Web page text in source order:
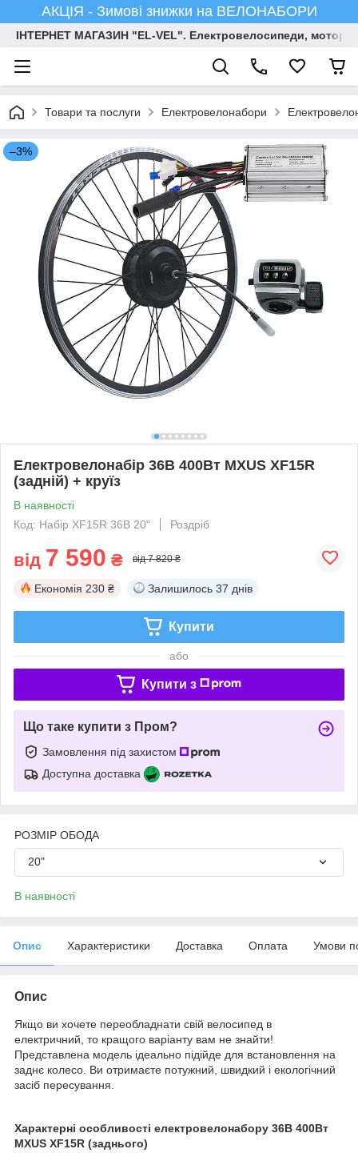
АКЦІЯ - Зимові знижки на ВЕЛОНАБОРИ
ІНТЕРНЕТ МАГАЗИН "EL-VEL". Електровелосипеди, мотор-
Товари та послуги Електровелонабори
–3%
Електровелонабір 36В 400Вт MXUS XF15R
(задній) + круїз
В наявності
Код: Набір XF15R 36В 20"
Роздріб
від 7 590 ₴ від 7 820 ₴
Економія 230 ₴ Залишилось 37 днів
Купити
або
Купити з
Що таке купити з Пром?
Замовлення під захистом
Доступна доставка
РОЗМІР ОБОДА
20"
В наявності
Опис Характеристики Доставка Оплата Умови
Опис
Якщо ви хочете переобладнати свій велосипед в
електричний, то кращого варіанту вам не знайти!
Представлена модель ідеально підійде для встановлення на
заднє колесо. Ви отримаєте потужний, швидкий і екологічний
засіб пересування.
Характерні особливості електровелонабору 36В 400Вт
MXUS XF15R (заднього)